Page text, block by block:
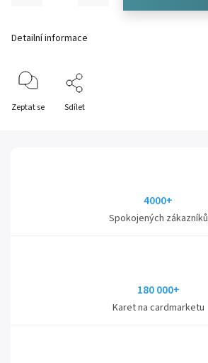
Detailní informace
Zeptat se Sdílet
4000+
Spokojených zákazníků
180 000+
Karet na cardmarketu